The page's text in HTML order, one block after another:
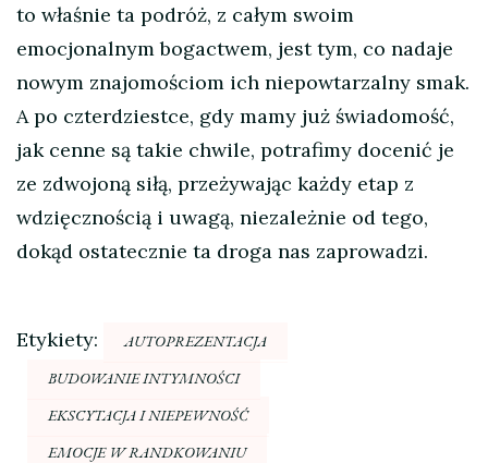
to właśnie ta podróż, z całym swoim
emocjonalnym bogactwem, jest tym, co nadaje
nowym znajomościom ich niepowtarzalny smak.
A po czterdziestce, gdy mamy już świadomość,
jak cenne są takie chwile, potrafimy docenić je
ze zdwojoną siłą, przeżywając każdy etap z
wdzięcznością i uwagą, niezależnie od tego,
dokąd ostatecznie ta droga nas zaprowadzi.
Etykiety:
AUTOPREZENTACJA
BUDOWANIE INTYMNOŚCI
EKSCYTACJA I NIEPEWNOŚĆ
EMOCJE W RANDKOWANIU